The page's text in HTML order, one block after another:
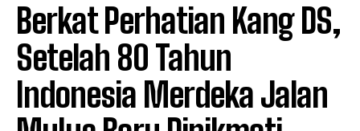
Berkat Perhatian Kang DS,
Setelah 80 Tahun
Indonesia Merdeka Jalan